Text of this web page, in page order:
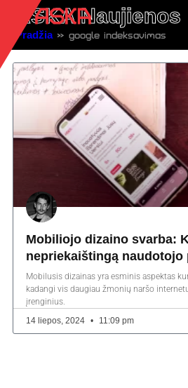
ASKA Naujienos
Pradžia»google indeksavimas
Mobiliojo dizaino svarba:
nepriekaištingą naudotojo
Mobilusis dizainas yra esminis aspektas
kadangi vis daugiau žmonių naršo
įrenginius.
14 liepos, 2024
11:09 pm